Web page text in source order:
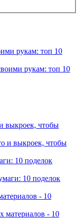
рукам: топ 10
выкроек, чтобы
10 поделок
- 10